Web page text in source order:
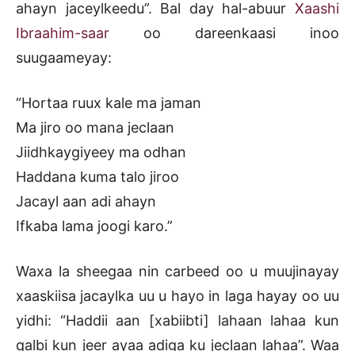
ahayn jaceylkeedu”. Bal day hal-abuur Xaashi
Ibraahim-saar oo dareenkaasi inoo
suugaameyay:
“Hortaa ruux kale ma jaman
Ma jiro oo mana jeclaan
Jiidhkaygiyeey ma odhan
Haddana kuma talo jiroo
Jacayl aan adi ahayn
Ifkaba lama joogi karo.”
Waxa la sheegaa nin carbeed oo u muujinayay
xaaskiisa jacaylka uu u hayo in laga hayay oo uu
yidhi: “Haddii aan [xabiibti] lahaan lahaa kun
qalbi kun jeer ayaa adiga ku jeclaan lahaa”. Waa